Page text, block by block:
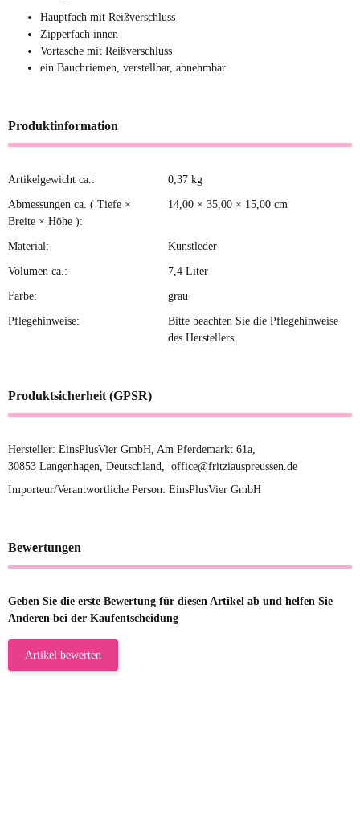
Hauptfach mit Reißverschluss
Zipperfach innen
Vortasche mit Reißverschluss
ein Bauchriemen, verstellbar, abnehmbar
Produktinformation
Produkteigenschaft
Wert
Artikelgewicht ca.: 0,37 kg
Abmessungen ca. ( Tiefe ×
Breite × Höhe ):
14,00 × 35,00 × 15,00 cm
Material: Kunstleder
Volumen ca.: 7,4 Liter
Farbe: grau
Pflegehinweise:
Bitte beachten Sie die Pflegehinweise
des Herstellers.
Produktsicherheit (GPSR)
Hersteller: EinsPlusVier GmbH, Am Pferdemarkt 61a,
30853 Langenhagen, Deutschland, office@fritziauspreussen.de
Importeur/Verantwortliche Person: EinsPlusVier GmbH
Bewertungen
Geben Sie die erste Bewertung für diesen Artikel ab und helfen Sie
Anderen bei der Kaufentscheidung
Artikel bewerten